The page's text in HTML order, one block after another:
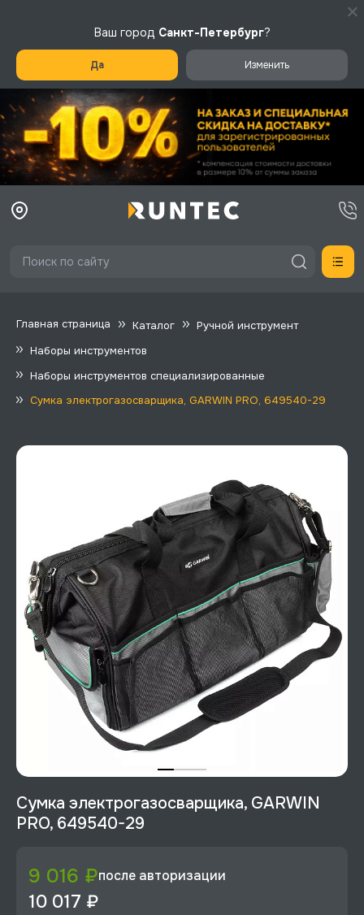
Ваш город Санкт-Петербург?
Да Изменить
Главная страница Каталог
Ручной инструмент
Наборы инструментов
Наборы инструментов специализированные
Сумка электрогазосварщика, GARWIN PRO, 649540-29
Сумка электрогазосварщика, GARWIN
PRO, 649540-29
9 016 ₽после авторизации
10 017 ₽